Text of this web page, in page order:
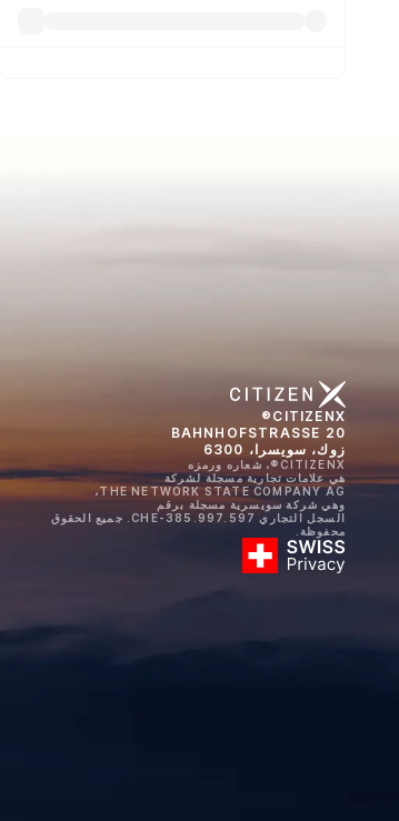
CITIZENX®
BAHNHOFSTRASSE 20
زوك، سويسرا، 6300
CITIZENX®، شعاره ورمزه
هي علامات تجارية مسجلة لشركة
THE NETWORK STATE COMPANY AG،
وهي شركة سويسرية مسجلة برقم
السجل التجاري CHE-385.997.597. جميع الحقوق
محفوظة.